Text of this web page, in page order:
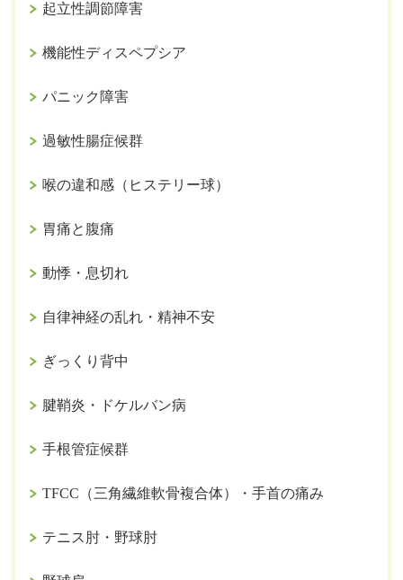
起立性調節障害
機能性ディスペプシア
パニック障害
過敏性腸症候群
喉の違和感（ヒステリー球）
胃痛と腹痛
動悸・息切れ
自律神経の乱れ・精神不安
ぎっくり背中
腱鞘炎・ドケルバン病
手根管症候群
TFCC（三角繊維軟骨複合体）・手首の痛み
テニス肘・野球肘